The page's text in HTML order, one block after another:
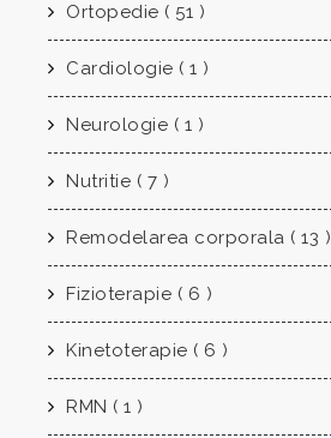
Ortopedie ( 51 )
Cardiologie ( 1 )
Neurologie ( 1 )
Nutritie ( 7 )
Remodelarea corporala ( 13 )
Fizioterapie ( 6 )
Kinetoterapie ( 6 )
RMN ( 1 )